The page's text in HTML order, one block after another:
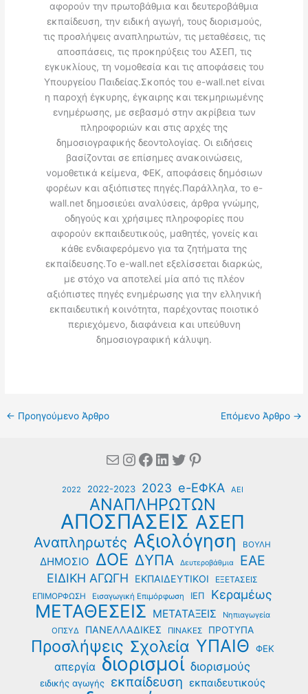
αφορούν την πρωτοβάθμια και δευτεροβάθμια
εκπαίδευση, την ειδική αγωγή, τους διορισμούς,
τις προσλήψεις αναπληρωτών, τις μεταθέσεις, τις
αποσπάσεις, τις προκηρύξεις του ΑΣΕΠ, τις
εγκυκλίους, τη νομοθεσία και τις αποφάσεις του
Υπουργείου Παιδείας.Σκοπός του e-wall.net είναι
η παροχή έγκυρης, έγκαιρης και τεκμηριωμένης
ενημέρωσης, με σεβασμό στην ακρίβεια των
πληροφοριών και στις αρχές της
δημοσιογραφικής δεοντολογίας. Οι ειδήσεις
βασίζονται σε επίσημες ανακοινώσεις,
νομοθετικά κείμενα, ΦΕΚ, αποφάσεις δημόσιων
φορέων και αξιόπιστες πηγές.Παράλληλα, το e-
wall.net δημοσιεύει αναλύσεις, άρθρα γνώμης,
οδηγούς και χρήσιμες πληροφορίες που
αφορούν εκπαιδευτικούς, μαθητές, γονείς και
κάθε ενδιαφερόμενο για τα ζητήματα της
εκπαίδευσης.Το e-wall.net εξελίσσεται διαρκώς,
με στόχο να αποτελεί μία από τις πλέον
αξιόπιστες πηγές ενημέρωσης για την ελληνική
εκπαιδευτική κοινότητα, παρέχοντας ποιοτικό
περιεχόμενο, διαφάνεια και υπεύθυνη
δημοσιογραφική κάλυψη.
← Προηγούμενο Άρθρο Επόμενο Άρθρο →
MailInstagram
Facebook
Linkedin
Twitter
Pinterest
2022 2022-2023 2023 e-ΕΦΚΑ ΑΕΙ
ΑΝΑΠΛΗΡΩΤΩΝ
ΑΠΟΣΠΑΣΕΙΣ ΑΣΕΠ
Αναπληρωτές Αξιολόγηση ΒΟΥΛΗ
ΔΗΜΟΣΙΟ ΔΟΕ ΔΥΠΑ Δευτεροβάθμια ΕΑΕ
ΕΙΔΙΚΗ ΑΓΩΓΗ ΕΚΠΑΙΔΕΥΤΙΚΟΙ ΕΞΕΤΑΣΕΙΣ
ΕΠΙΜΟΡΦΩΣΗ Εισαγωγική Επιμόρφωση ΙΕΠ Κεραμέως
ΜΕΤΑΘΕΣΕΙΣ ΜΕΤΑΤΑΞΕΙΣ
Νηπιαγωγεία
ΟΠΣΥΔ
ΠΑΝΕΛΛΑΔΙΚΕΣ ΠΙΝΑΚΕΣ ΠΡΟΤΥΠΑ
Προσλήψεις Σχολεία ΥΠΑΙΘ ΦΕΚ
απεργία διορισμοί διορισμούς
ειδικής αγωγής εκπαίδευση εκπαιδευτικούς